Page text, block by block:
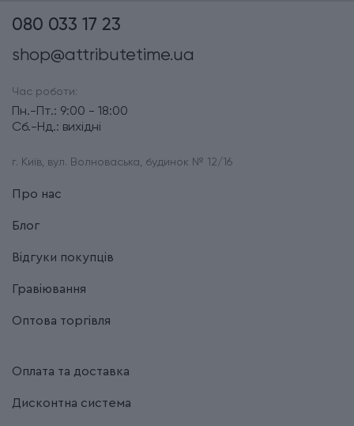
080 033 17 23
shop@attributetime.ua
Час роботи:
Пн.-Пт.: 9:00 - 18:00
Сб.-Нд.: вихідні
г. Київ, вул. Волноваська, будинок № 12/16
Про нас
Блог
Відгуки покупців
Гравіювання
Оптова торгівля
Оплата та доставка
Дисконтна система